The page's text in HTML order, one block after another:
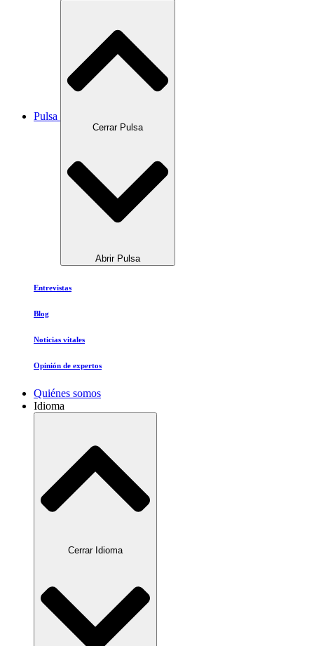
Pulsa
Cerrar Pulsa
Abrir Pulsa
Entrevistas
Blog
Noticias vitales
Opinión de expertos
Quiénes somos
Idioma
Cerrar Idioma